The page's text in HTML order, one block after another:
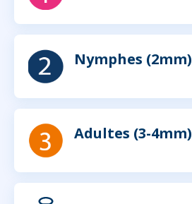
Nymphes (2mm)
Adultes (3-4mm)